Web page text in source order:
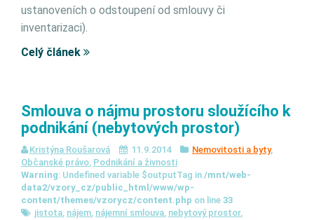
ustanoveních o odstoupení od smlouvy či
inventarizaci).
Celý článek
Smlouva o nájmu prostoru sloužícího k
podnikání (nebytových prostor)
Kristýna Roušarová 11.9.2014 Nemovitosti a byty,
Občanské právo, Podnikání a živnosti
Warning: Undefined variable $outputTag in /mnt/web-
data2/vzory_cz/public_html/www/wp-
content/themes/vzorycz/content.php on line 33
jistota, nájem, nájemní smlouva, nebytový prostor,